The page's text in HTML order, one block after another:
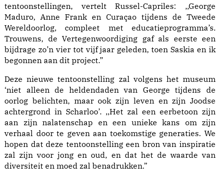
tentoonstellingen, vertelt Russel-Capriles: ,,George
Maduro, Anne Frank en Curaçao tijdens de Tweede
Wereldoorlog, compleet met educatieprogramma’s.
Trouwens, de Vertegenwoordiging gaf als eerste een
bijdrage zo’n vier tot vijf jaar geleden, toen Saskia en ik
begonnen aan dit project.”
Deze nieuwe tentoonstelling zal volgens het museum
‘niet alleen de heldendaden van George tijdens de
oorlog belichten, maar ook zijn leven en zijn Joodse
achtergrond in Scharloo’. ,,Het zal een eerbetoon zijn
aan zijn nalatenschap en een unieke kans om zijn
verhaal door te geven aan toekomstige generaties. We
hopen dat deze tentoonstelling een bron van inspiratie
zal zijn voor jong en oud, en dat het de waarde van
diversiteit en moed zal benadrukken.”